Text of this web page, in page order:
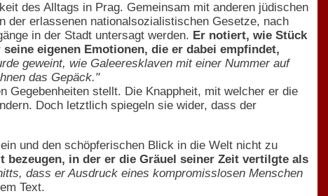
des Alltags in Prag. Gemeinsam mit anderen jüdischen
der erlassenen nationalsozialistischen Gesetze, nach
in der Stadt untersagt werden. Er notiert, wie Stück
eigenen Emotionen, die er dabei empfindet,
geweint, wie Galeeresklaven mit einer Nummer auf
das Gepäck."
Gegebenheiten stellt. Die Knappheit, mit welcher er die
Doch letztlich spiegeln sie wider, dass der
und den schöpferischen Blick in die Welt nicht zu
in der er die Gräuel seiner Zeit vertilgte als
dass er Ausdruck eines kompromisslosen Menschen
Text.